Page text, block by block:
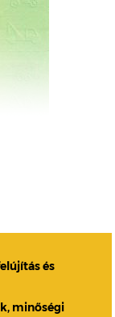
és
minőségi